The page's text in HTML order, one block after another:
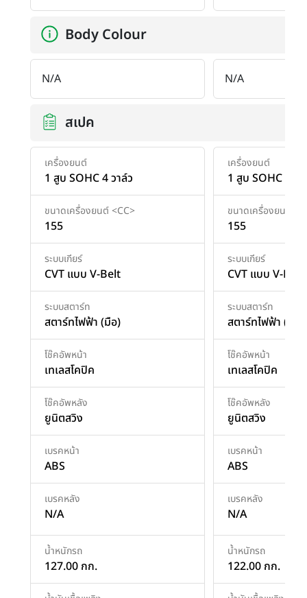
Body Colour
N/A N/A
สเปค
เครื่องยนต์
1 สูบ SOHC 4 วาล์ว
ขนาดเครื่องยนต์ <CC>
155
ระบบเกียร์
CVT แบบ V-Belt
ระบบสตาร์ท
สตาร์ทไฟฟ้า (มือ)
โช๊คอัพหน้า
เทเลสโคปิค
โช๊คอัพหลัง
ยูนิตสวิง
เบรคหน้า
ABS
เบรคหลัง
N/A
น้ำหนักรถ
127.00 กก.
เครื่องยนต์
1 สูบ SOHC 4 ว
ขนาดเครื่องยนต์
155
ระบบเกียร์
CVT แบบ V-Belt
ระบบสตาร์ท
สตาร์ทไฟฟ้า (มือ)
โช๊คอัพหน้า
เทเลสโคปิค
โช๊คอัพหลัง
ยูนิตสวิง
เบรคหน้า
ABS
เบรคหลัง
N/A
น้ำหนักรถ
122.00 กก.